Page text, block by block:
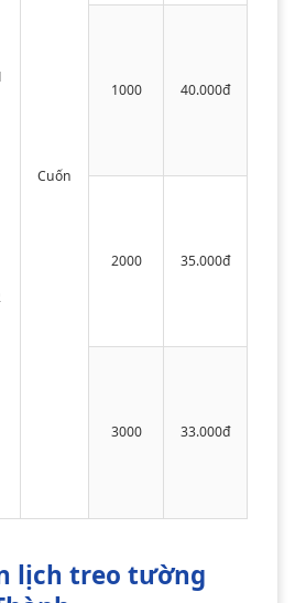
Cuốn
1000 40.000đ
2000 35.000đ
3000 33.000đ
lịch treo tường